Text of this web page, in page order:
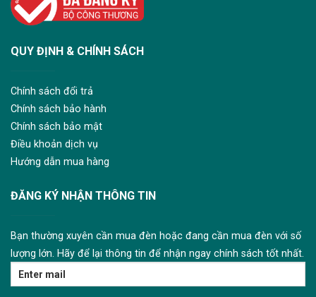
QUY ĐỊNH & CHÍNH SÁCH
Chính sách đổi trả
Chính sách bảo hành
Chính sách bảo mật
Điều khoản dịch vụ
Hướng dẫn mua hàng
ĐĂNG KÝ NHẬN THÔNG TIN
Bạn thường xuyên cần mua đèn hoặc đang cần mua đèn với số
lượng lớn. Hãy để lại thông tin để nhận ngay chính sách tốt nhất.